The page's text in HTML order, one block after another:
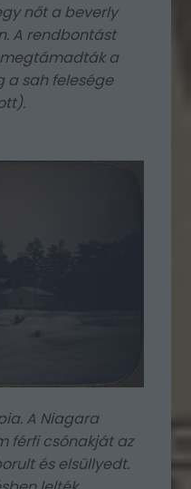
nőt a beverly
A rendbontást
a
a sah felesége
A Niagara
férfi csónakját az
és elsüllyedt.